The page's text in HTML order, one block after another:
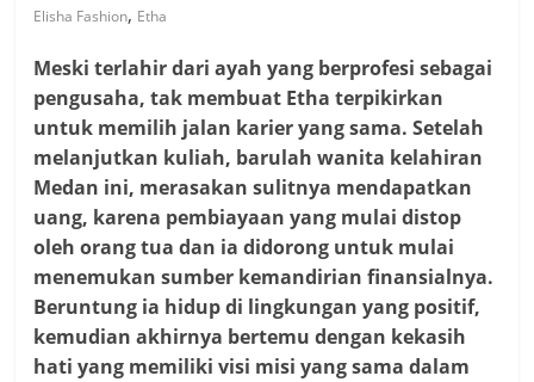
Elisha Fashion, Etha
Meski terlahir dari ayah yang berprofesi sebagai
pengusaha, tak membuat Etha terpikirkan
untuk memilih jalan karier yang sama. Setelah
melanjutkan kuliah, barulah wanita kelahiran
Medan ini, merasakan sulitnya mendapatkan
uang, karena pembiayaan yang mulai distop
oleh orang tua dan ia didorong untuk mulai
menemukan sumber kemandirian finansialnya.
Beruntung ia hidup di lingkungan yang positif,
kemudian akhirnya bertemu dengan kekasih
hati yang memiliki visi misi yang sama dalam